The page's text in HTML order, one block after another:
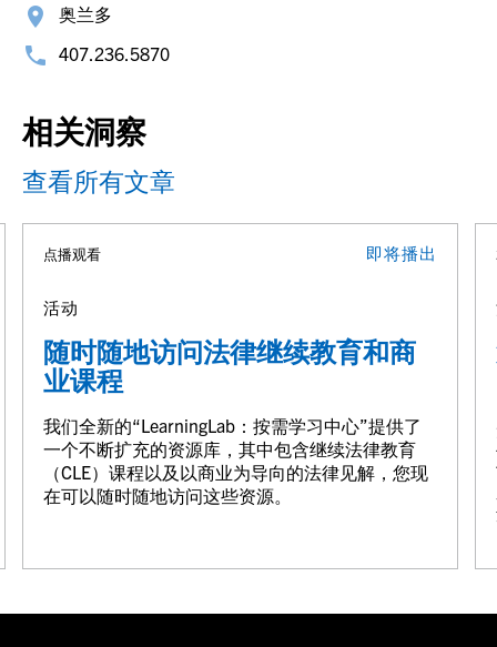
奥兰多
407.236.5870
相关洞察
查看所有文章
点播观看 即将播出
活动
随时随地访问法律继续教育和商
业课程
我们全新的“LearningLab：按需学习中心”提供了
一个不断扩充的资源库，其中包含继续法律教育
（CLE）课程以及以商业为导向的法律见解，您现
在可以随时随地访问这些资源。